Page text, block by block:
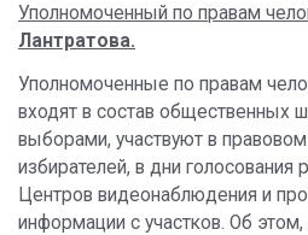
Уполномоченный по правам
Лантратова.
Уполномоченные по правам
входят в состав общественных
выборами, участвуют в
избирателей, в дни
Центров видеонаблюдения и
информации с участков. Об